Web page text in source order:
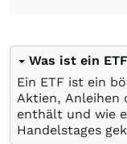
Was ist ein
Ein ETF ist ein
Aktien, Anleihen
enthält und wie
Handelstages